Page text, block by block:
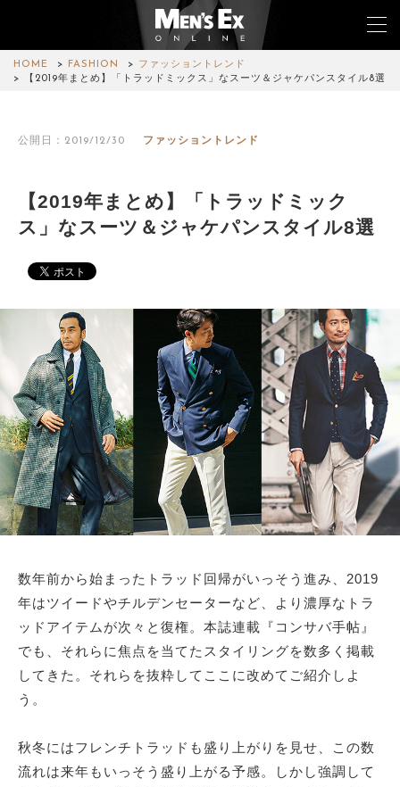
HOME FASHION
ファッショントレンド
【2019年まとめ】「トラッドミックス」なスーツ＆ジャケパンスタイル8選
公開日：2019/12/30 ファッショントレンド
【2019年まとめ】「トラッドミック
ス」なスーツ＆ジャケパンスタイル8選
数年前から始まったトラッド回帰がいっそう進み、2019
年はツイードやチルデンセーターなど、より濃厚なトラ
ッドアイテムが次々と復権。本誌連載『コンサバ手帖』
でも、それらに焦点を当てたスタイリングを数多く掲載
してきた。それらを抜粋してここに改めてご紹介しよ
う。
秋冬にはフレンチトラッドも盛り上がりを見せ、この数
流れは来年もいっそう盛り上がる予感。しかし強調して
WATCH
CAR&BIKE
LIFESTYLE
COLUMN
MAGAZINE
ABOUT SITE
サイトマップ